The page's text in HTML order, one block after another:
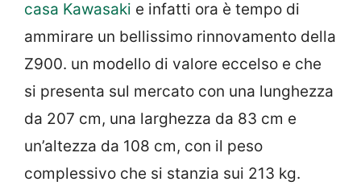
casa Kawasaki e infatti ora è tempo di
ammirare un bellissimo rinnovamento della
Z900. un modello di valore eccelso e che
si presenta sul mercato con una lunghezza
da 207 cm, una larghezza da 83 cm e
un’altezza da 108 cm, con il peso
complessivo che si stanzia sui 213 kg.